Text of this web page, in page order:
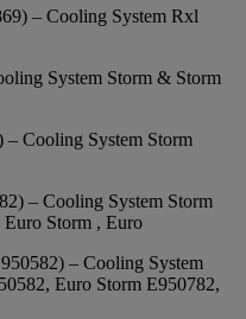
– Cooling System Rxl
System Storm & Storm
Cooling System Storm
– Cooling System Storm
Storm , Euro
– Cooling System
Euro Storm E950782,